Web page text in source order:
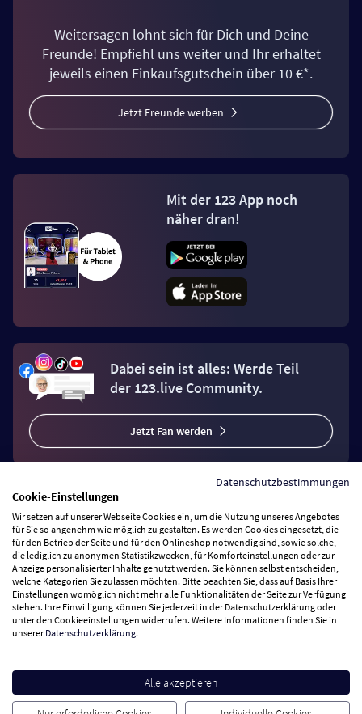
Weitersagen lohnt sich für Dich und Deine
Freunde! Empfiehl uns weiter und Ihr erhaltet
jeweils einen Einkaufsgutschein über 10 €*.
Jetzt Freunde werben
Mit der 123 App noch
näher dran!
Dabei sein ist alles: Werde Teil
der 123.live Community.
Jetzt Fan werden
Vertrag widerrufen
Zahlungsarten
Wir versenden mit
Besuchen Sie uns
Datenschutzbestimmungen
Cookie-Einstellungen
Wir setzen auf unserer Webseite Cookies ein, um die Nutzung unseres Angebotes
für Sie so angenehm wie möglich zu gestalten. Es werden Cookies eingesetzt, die
für den Betrieb der Seite und für den Onlineshop notwendig sind, sowie solche,
die lediglich zu anonymen Statistikzwecken, für Komforteinstellungen oder zur
Anzeige personalisierter Inhalte genutzt werden. Sie können selbst entscheiden,
welche Kategorien Sie zulassen möchten. Bitte beachten Sie, dass auf Basis Ihrer
Einstellungen womöglich nicht mehr alle Funktionalitäten der Seite zur Verfügung
stehen. Ihre Einwilligung können Sie jederzeit in der Datenschutzerklärung oder
unter den Cookieeinstellungen widerrufen. Weitere Informationen finden Sie in
unsererDatenschutzerklärung.
Alle akzeptieren